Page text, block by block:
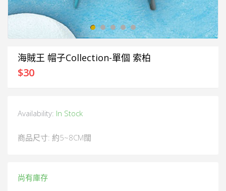
海賊王 帽子Collection-單個 索柏
$30
Availability: In Stock
商品尺寸: 約5~8CM闊
尚有庫存